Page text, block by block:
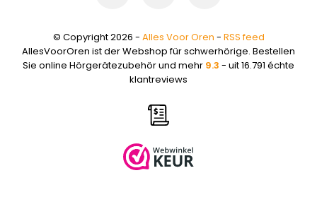
© Copyright 2026 - Alles Voor Oren - RSS feed
AllesVoorOren ist der Webshop für schwerhörige. Bestellen
Sie online Hörgerätezubehör und mehr 9.3 - uit 16.791 échte
klantreviews